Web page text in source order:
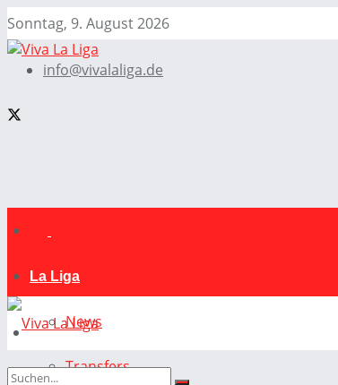
Sonntag, 9. August 2026
info@vivalaliga.de
La Liga
News
Transfers
La Liga